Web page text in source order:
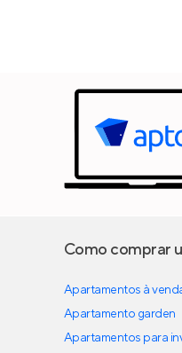
Como comprar
Apartamentos à
Apartamento garden
Apartamentos para